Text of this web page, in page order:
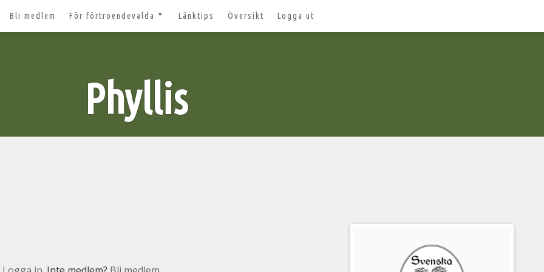
Bli medlem För förtroendevalda
Bildbanken
Dokument för
förtroendevalda
Lägg till aktivitet
Länktips Översikt Logga ut
Phyllis